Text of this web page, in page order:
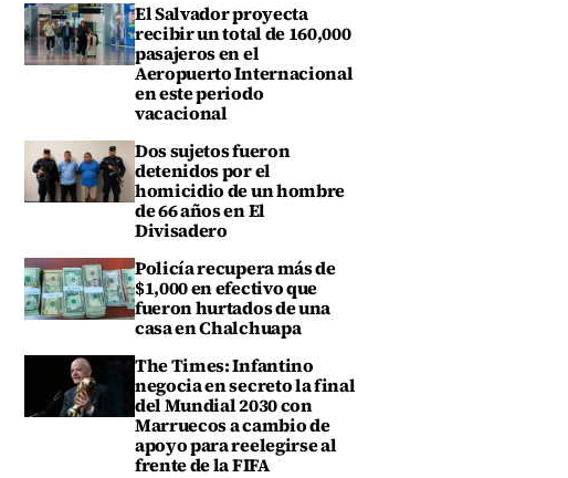
El Salvador proyecta
recibir un total de 160,000
pasajeros en el
Aeropuerto Internacional
en este periodo
vacacional
Dos sujetos fueron
detenidos por el
homicidio de un hombre
de 66 años en El
Divisadero
Policía recupera más de
$1,000 en efectivo que
fueron hurtados de una
casa en Chalchuapa
The Times: Infantino
negocia en secreto la final
del Mundial 2030 con
Marruecos a cambio de
apoyo para reelegirse al
frente de la FIFA